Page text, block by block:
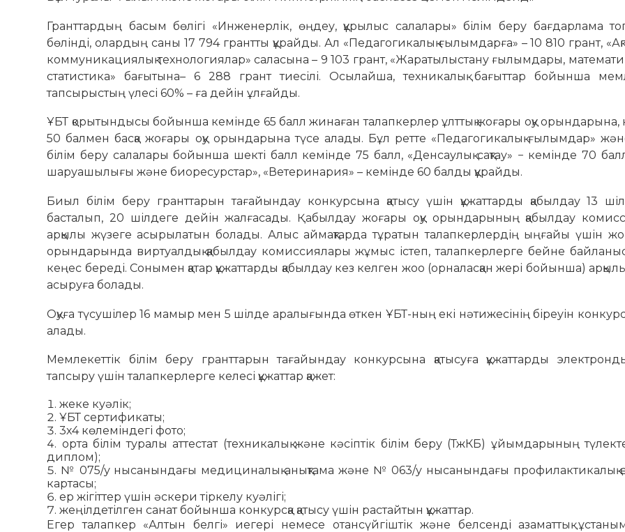
Гранттардың басым бөлігі «Инженерлік, өңдеу, құрылыс салалары» білім беру бағдарлама
бөлінді, олардың саны 17 794 грантты құрайды. Ал «Педагогикалық ғылымдарға» – 10 810 грант,
коммуникациялық технологиялар» саласына – 9 103 грант, «Жаратылыстану ғылымдары,
статистика» бағытына– 6 288 грант тиесілі. Осылайша, техникалық бағыттар бойынша
тапсырыстың үлесі 60% – ға дейін ұлғайды.
ҰБТ қорытындысы бойынша кемінде 65 балл жинаған талапкерлер ұлттық жоғары оқу орындарына,
50 балмен басқа жоғары оқу орындарына түсе алады. Бұл ретте «Педагогикалық ғылымдар» және
білім беру салалары бойынша шекті балл кемінде 75 балл, «Денсаулық сақтау» − кемінде 70
шаруашылығы және биоресурстар», «Ветеринария» – кемінде 60 балды құрайды.
Биыл білім беру гранттарын тағайындау конкурсына қатысу үшін құжаттарды қабылдау 13
басталып, 20 шілдеге дейін жалғасады. Қабылдау жоғары оқу орындарының қабылдау
арқылы жүзеге асырылатын болады. Алыс аймақтарда тұратын талапкерлердің ыңғайы үшін
орындарында виртуалдық қабылдау комиссиялары жұмыс істеп, талапкерлерге бейне
кеңес береді. Сонымен қатар құжаттарды қабылдау кез келген жоо (орналасқан жері бойынша)
асыруға болады.
Оқуға түсушілер 16 мамыр мен 5 шілде аралығында өткен ҰБТ-ның екі нәтижесінің біреуін
алады.
Мемлекеттік білім беру гранттарын тағайындау конкурсына қатысуға құжаттарды
тапсыру үшін талапкерлерге келесі құжаттар қажет:
жеке куәлік;
ҰБТ сертификаты;
3х4 көлеміндегі фото;
орта білім туралы аттестат (техникалық және кәсіптік білім беру (ТжКБ) ұйымдарының
диплом);
№ 075/у нысанындағы медициналық анықтама және № 063/у нысанындағы профилактикалық
картасы;
ер жігіттер үшін әскери тіркелу куәлігі;
жеңілдетілген санат бойынша конкурсқа қатысу үшін растайтын құжаттар.
Егер талапкер «Алтын белгі» иегері немесе отансүйгіштік және белсенді азаматтық